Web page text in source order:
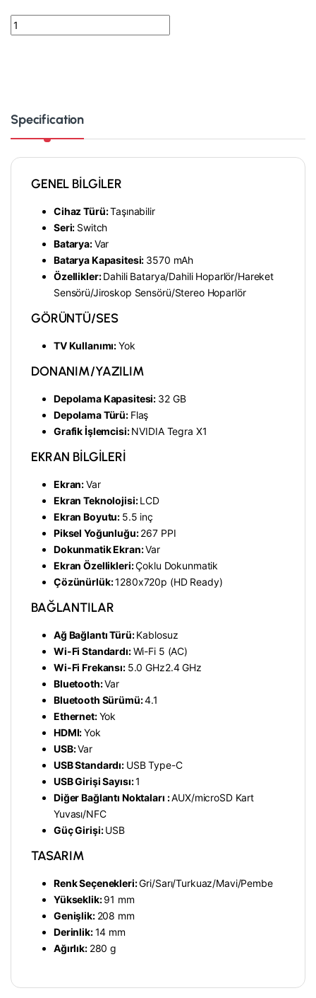
Specification
GENEL BİLGİLER
Cihaz Türü:Taşınabilir
Seri: Switch
Batarya:Var
Batarya Kapasitesi: 3570 mAh
Özellikler:Dahili Batarya/Dahili Hoparlör/Hareket
Sensörü/Jiroskop Sensörü/Stereo Hoparlör
GÖRÜNTÜ/SES
TV Kullanımı:Yok
DONANIM/YAZILIM
Depolama Kapasitesi: 32 GB
Depolama Türü: Flaş
Grafik İşlemcisi:NVIDIA Tegra X1
EKRAN BİLGİLERİ
Ekran:Var
Ekran Teknolojisi:LCD
Ekran Boyutu: 5.5 inç
Piksel Yoğunluğu:267 PPI
Dokunmatik Ekran:Var
Ekran Özellikleri:Çoklu Dokunmatik
Çözünürlük:1280x720p (HD Ready)
BAĞLANTILAR
Ağ Bağlantı Türü:Kablosuz
Wi-Fi Standardı:Wi-Fi 5 (AC)
Wi-Fi Frekansı: 5.0 GHz2.4 GHz
Bluetooth:Var
Bluetooth Sürümü:4.1
Ethernet:Yok
HDMI:Yok
USB:Var
USB Standardı: USB Type-C
USB Girişi Sayısı:1
Diğer Bağlantı Noktaları :AUX/microSD Kart
Yuvası/NFC
Güç Girişi:USB
TASARIM
Renk Seçenekleri:Gri/Sarı/Turkuaz/Mavi/Pembe
Yükseklik:91 mm
Genişlik: 208 mm
Derinlik:14 mm
Ağırlık: 280 g